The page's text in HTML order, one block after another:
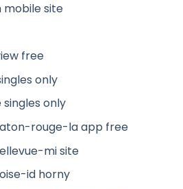
site
free
only
only
rouge-la app free
mi site
id horny